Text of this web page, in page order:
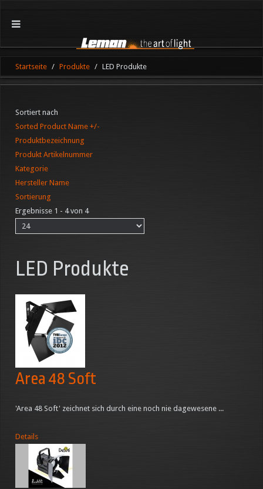
Startseite Produkte LED Produkte
Sortiert nach
Sorted Product Name +/-
Produktbezeichnung
Produkt Artikelnummer
Kategorie
Hersteller Name
Sortierung
Ergebnisse 1 - 4 von 4
LED Produkte
Area 48 Soft
'Area 48 Soft' zeichnet sich durch eine noch nie dagewesene ...
Details